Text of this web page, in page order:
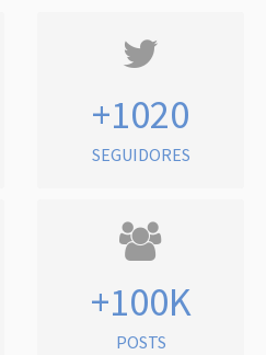
+1020
SEGUIDORES
+100K
POSTS